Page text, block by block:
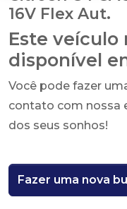
16V Flex Aut.
Este veículo
disponível
Você pode fazer
contato com nossa
dos seus sonhos!
Fazer uma nova